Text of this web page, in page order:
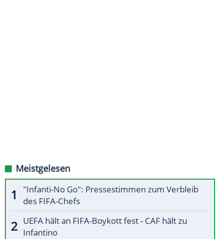
Meistgelesen
"Infanti-No Go": Pressestimmen zum Verbleib
des FIFA-Chefs
UEFA hält an FIFA-Boykott fest - CAF hält zu
Infantino